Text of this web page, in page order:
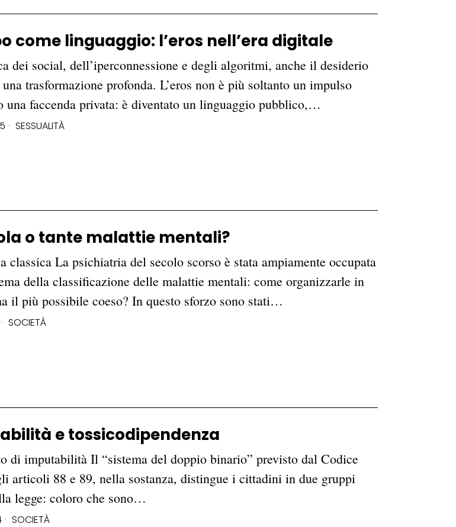
come linguaggio: l’eros nell’era digitale
dei social, dell’iperconnessione e degli algoritmi, anche il desiderio
trasformazione profonda. L’eros non è più soltanto un impulso
una faccenda privata: è diventato un linguaggio pubblico,…
SESSUALITÀ
o tante malattie mentali?
classica La psichiatria del secolo scorso è stata ampiamente occupata
della classificazione delle malattie mentali: come organizzarle in
il più possibile coeso? In questo sforzo sono stati…
SOCIETÀ
e tossicodipendenza
di imputabilità Il “sistema del doppio binario” previsto dal Codice
articoli 88 e 89, nella sostanza, distingue i cittadini in due gruppi
legge: coloro che sono…
SOCIETÀ